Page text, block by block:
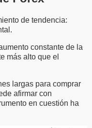
de tendencia:
constante de la
más alto que el
largas para comprar
afirmar con
en cuestión ha